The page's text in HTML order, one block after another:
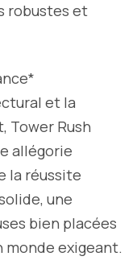
robustes et
et la
Tower Rush
allégorie
la réussite
une
bien placées
monde exigeant.